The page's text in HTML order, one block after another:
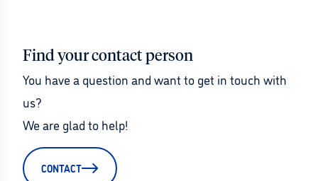
Find your contact person
You have a question and want to get in touch with
us?
We are glad to help!
CONTACT